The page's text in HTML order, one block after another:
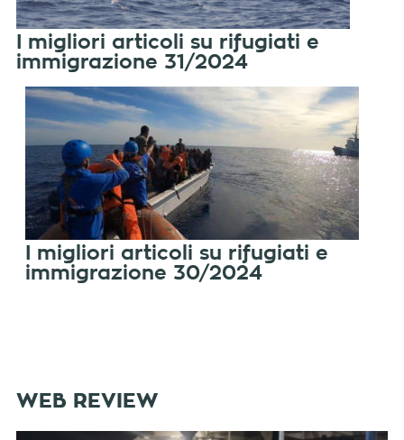
I migliori articoli su rifugiati e
immigrazione 31/2024
I migliori articoli su rifugiati e
immigrazione 30/2024
WEB REVIEW